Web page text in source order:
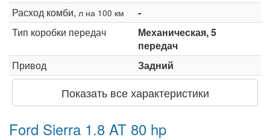
Расход комби, л на 100 км
-
Тип коробки передач
Механическая, 5
передач
Привод
Задний
Показать все характеристики
Ford Sierra 1.8 AT 80 hp